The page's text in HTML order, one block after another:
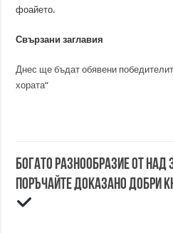
фоайето.
Свързани заглавия
Днес ще бъдат обявени
хората“
Богато разнообразие от над
Поръчайте доказано добри